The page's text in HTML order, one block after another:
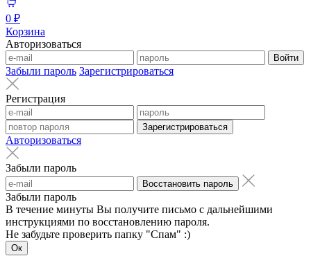
0 ₽
Корзина
Авторизоваться
Войти
Забыли пароль Зарегистрироваться
Регистрация
Зарегистрироваться
Авторизоваться
Забыли пароль
Восстановить пароль
Забыли пароль
В течение минуты Вы получите письмо с дальнейшими
инструкциями по восстановлению пароля.
Не забудьте проверить папку "Спам" :)
Ок